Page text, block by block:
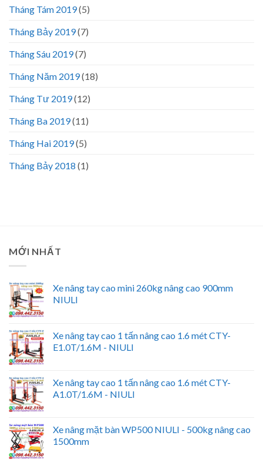
Tháng Tám 2019(5)
Tháng Bảy 2019(7)
Tháng Sáu 2019(7)
Tháng Năm 2019(18)
Tháng Tư 2019(12)
Tháng Ba 2019(11)
Tháng Hai 2019(5)
Tháng Bảy 2018 (1)
MỚI NHẤT
Xe nâng tay cao mini 260kg nâng cao 900mm
NIULI
Xe nâng tay cao 1 tấn nâng cao 1.6 mét CTY-
E1.0T/1.6M - NIULI
Xe nâng tay cao 1 tấn nâng cao 1.6 mét CTY-
A1.0T/1.6M - NIULI
Xe nâng mặt bàn WP500 NIULI - 500kg nâng cao
1500mm